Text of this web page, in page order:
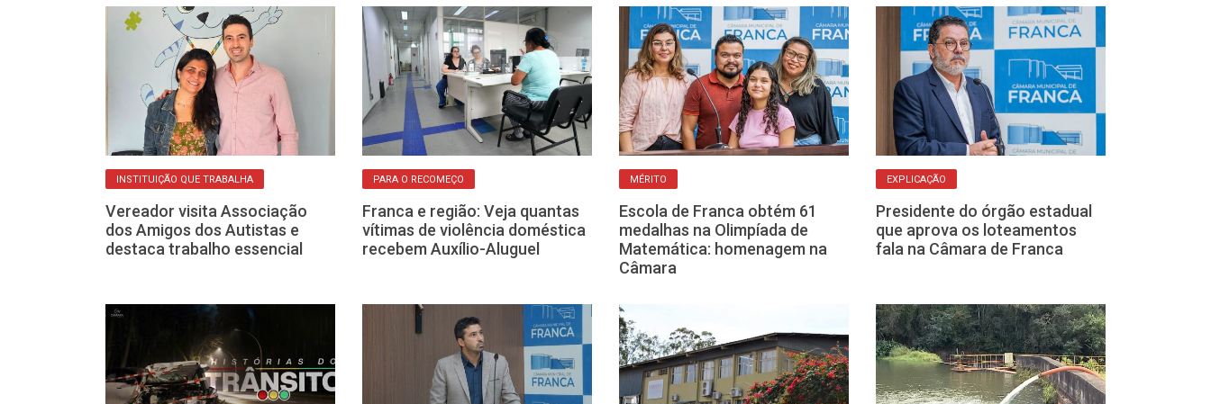
INSTITUIÇÃO QUE TRABALHA
Vereador visita Associação
dos Amigos dos Autistas e
destaca trabalho essencial
PARA O RECOMEÇO
Franca e região: Veja quantas
vítimas de violência doméstica
recebem Auxílio-Aluguel
MÉRITO
Escola de Franca obtém 61
medalhas na Olimpíada de
Matemática: homenagem na
Câmara
EXPLICAÇÃO
Presidente do órgão estadual
que aprova os loteamentos
fala na Câmara de Franca